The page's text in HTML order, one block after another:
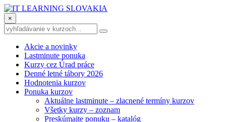
×
Akcie a novinky
Lastminute ponuka
Kurzy cez Úrad práce
Denné letné tábory 2026
Hodnotenia kurzov
Ponuka kurzov
Aktuálne lastminute – zlacnené termíny kurzov
Všetky kurzy – zoznam
Preskúmajte ponuku – katalóg